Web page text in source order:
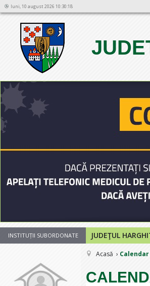
luni, 10 august 2026 10:30:18
INSTITUȚII SUBORDONATE JUDEŢUL
Acasă